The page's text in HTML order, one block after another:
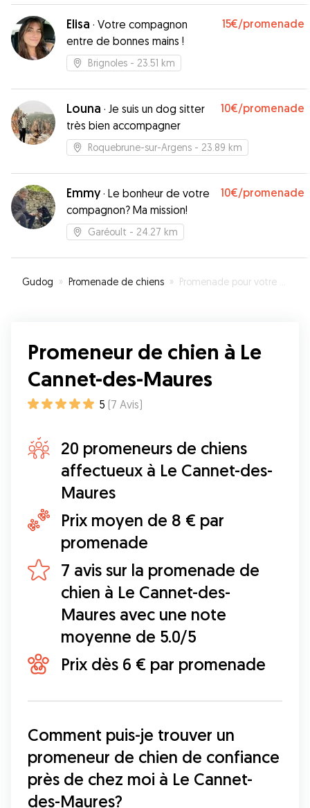
Elisa · Votre compagnon
entre de bonnes mains !
15€/promenade
Brignoles - 23.51 km
Louna · Je suis un dog sitter
très bien accompagner
10€/promenade
Roquebrune-sur-Argens - 23.89 km
Emmy· Le bonheur de votre
compagnon? Ma mission!
10€/promenade
Garéoult - 24.27 km
Gudog » Promenade de chiens » Promenade pour votre chien à Le Cannet-des-Maures
Promeneur de chien à Le
Cannet-des-Maures
5 (7 Avis)
20 promeneurs de chiens
affectueux à Le Cannet-des-
Maures
Prix moyen de 8 € par
promenade
7 avis sur la promenade de
chien à Le Cannet-des-
Maures avec une note
moyenne de 5.0/5
Prix dès 6 € par promenade
Comment puis-je trouver un
promeneur de chien de confiance
près de chez moi à Le Cannet-
des-Maures?